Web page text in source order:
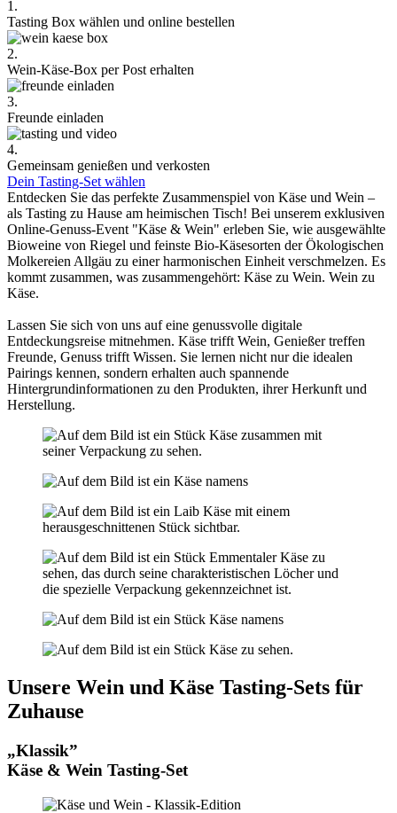
1.
Tasting Box wählen und online bestellen
2.
Wein-Käse-Box per Post erhalten
3.
Freunde einladen
4.
Gemeinsam genießen und verkosten
Dein Tasting-Set wählen
Entdecken Sie das perfekte Zusammenspiel von Käse und Wein –
als Tasting zu Hause am heimischen Tisch! Bei unserem exklusiven
Online-Genuss-Event "Käse & Wein" erleben Sie, wie ausgewählte
Bioweine von Riegel und feinste Bio-Käsesorten der Ökologischen
Molkereien Allgäu zu einer harmonischen Einheit verschmelzen. Es
kommt zusammen, was zusammengehört: Käse zu Wein. Wein zu
Käse.
Lassen Sie sich von uns auf eine genussvolle digitale
Entdeckungsreise mitnehmen. Käse trifft Wein, Genießer treffen
Freunde, Genuss trifft Wissen. Sie lernen nicht nur die idealen
Pairings kennen, sondern erhalten auch spannende
Hintergrundinformationen zu den Produkten, ihrer Herkunft und
Herstellung.
Unsere Wein und Käse Tasting-Sets für
Zuhause
„Klassik”
Käse & Wein Tasting-Set